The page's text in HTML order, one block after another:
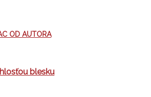
OD AUTORA
blesku